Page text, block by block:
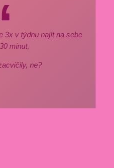
3x v týdnu najít na sebe
minut,
ne?